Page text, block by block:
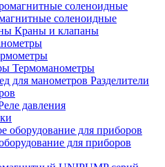
соленоидные
Краны и клапаны
Термоманометры
Разделители
давления
для приборов